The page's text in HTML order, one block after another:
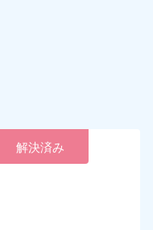
解決済み